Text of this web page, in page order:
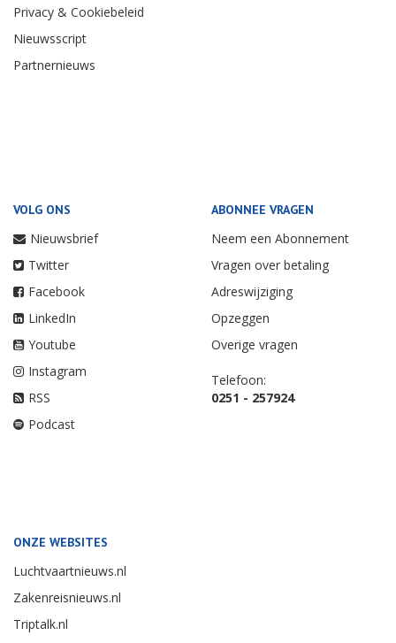
Privacy & Cookiebeleid
Nieuwsscript
Partnernieuws
VOLG ONS
Nieuwsbrief
Twitter
Facebook
LinkedIn
Youtube
Instagram
RSS
Podcast
ABONNEE VRAGEN
Neem een Abonnement
Vragen over betaling
Adreswijziging
Opzeggen
Overige vragen
Telefoon:
0251 - 257924
ONZE WEBSITES
Luchtvaartnieuws.nl
Zakenreisnieuws.nl
Triptalk.nl